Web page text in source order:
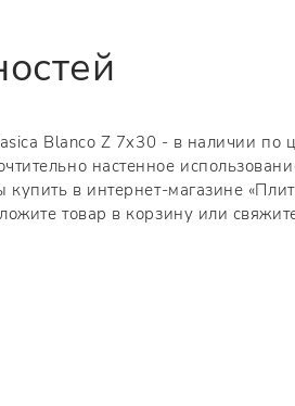
Blanco Z 7x30 - в наличии по
настенное
купить в интернет-магазине
товар в корзину или